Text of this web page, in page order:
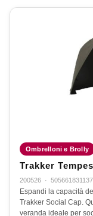
Ombrelloni e Brolly
Trakker
200526 ·
Espandi la capacità
Trakker Social Cap.
veranda ideale per